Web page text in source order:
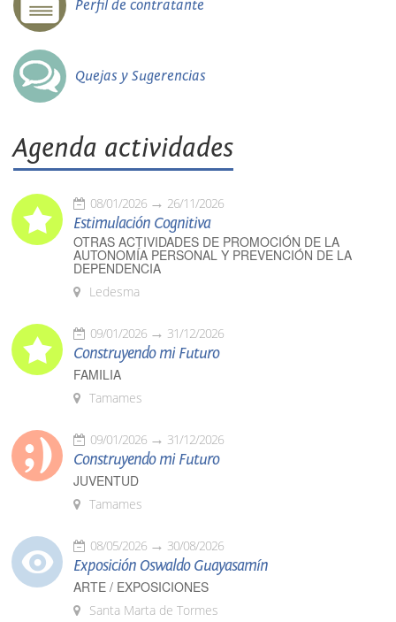
Perfil de contratante
Quejas y Sugerencias
Agenda actividades
08/01/2026 26/11/2026
Estimulación Cognitiva
OTRAS ACTIVIDADES DE PROMOCIÓN DE LA
AUTONOMÍA PERSONAL Y PREVENCIÓN DE LA
DEPENDENCIA
Ledesma
09/01/2026 31/12/2026
Construyendo mi Futuro
FAMILIA
Tamames
09/01/2026 31/12/2026
Construyendo mi Futuro
JUVENTUD
Tamames
08/05/2026 30/08/2026
Exposición Oswaldo Guayasamín
ARTE / EXPOSICIONES
Santa Marta de Tormes